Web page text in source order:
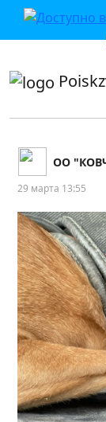
приложении
29 марта 13:55